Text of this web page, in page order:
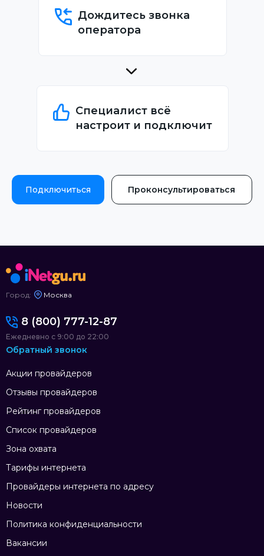
Дождитесь звонка
оператора
Специалист всё
настроит и подключит
Подключиться Проконсультироваться
Город: Москва
Акции провайдеров
Отзывы провайдеров
Рейтинг провайдеров
Список провайдеров
Зона охвата
Тарифы интернета
Провайдеры интернета по адресу
Новости
Политика конфиденциальности
Вакансии
8 (800) 777-12-87
Ежедневно с 9:00 до 22:00
Обратный звонок